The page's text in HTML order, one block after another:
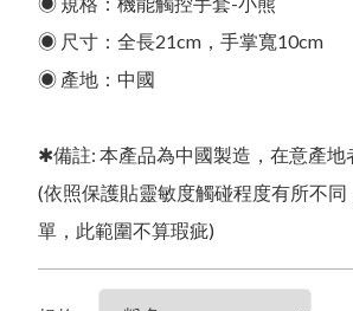
新品上市
預購商品
夏日防曬
本月人氣王
WOMEN女
MEN男
品牌故事
購物常見問題
會員常見問題
售後服務問題
活動參加辦法
購物流程
會員需知
售後服務
常見問題
隱私權保護
免責聲明
◉ 尺寸：全長21cm，手掌寬10cm
◉ 產地：中國
✱備註: 本產品為中國製造，在意產地
(依照保護貼靈敏度觸碰程度有所不
單，此範圍不算瑕疵)